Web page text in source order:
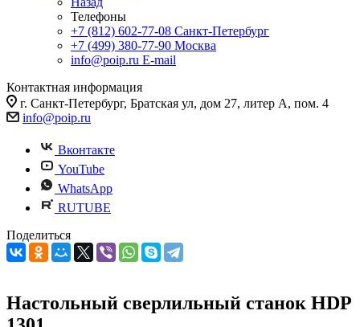
Телефоны
+7 (812) 602-77-08 Санкт-Петербург
+7 (499) 380-77-90 Москва
info@poip.ru E-mail
Контактная информация
г. Санкт-Петербург, Братская ул, дом 27, литер А, пом. 4
info@poip.ru
Вконтакте
YouTube
WhatsApp
RUTUBE
Поделиться
Настольный сверлильный станок HDP